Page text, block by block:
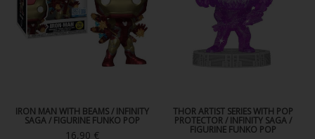
FIGURINES POP SPORTS
FIGURINES POP ANIME
FIGURINES POP STRANGER THINGS
IRON MAN WITH BEAMS / INFINITY
SAGA / FIGURINE FUNKO POP
16,90 €
THOR ARTIST SERIES WITH POP
PROTECTOR / INFINITY SAGA /
FIGURINE FUNKO POP